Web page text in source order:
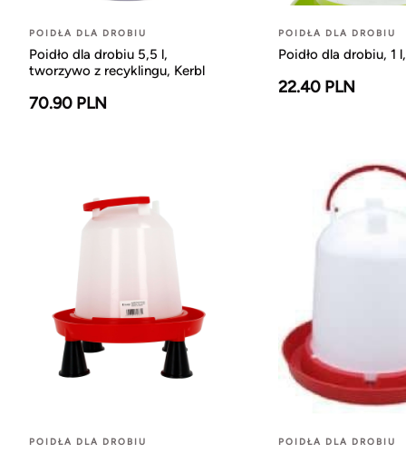
POIDŁA DLA DROBIU
Poidło dla drobiu 5,5 l,
tworzywo z recyklingu, Kerbl
70.90 PLN
POIDŁA DLA DROBIU
Poidło dla drobiu, 1
22.40 PLN
POIDŁA DLA DROBIU POIDŁA DLA DROBIU